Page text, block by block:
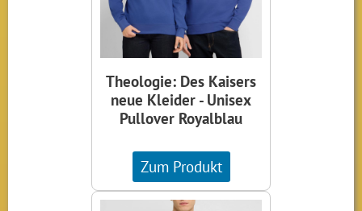
Theologie: Des Kaisers
neue Kleider - Unisex
Pullover Royalblau
Zum Produkt